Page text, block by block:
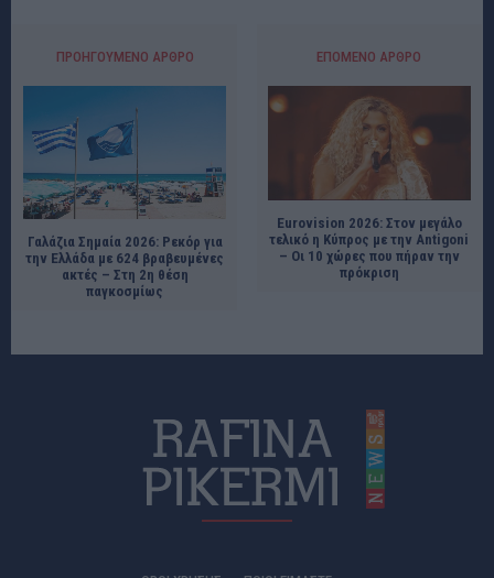
ΠΡΟΗΓΟΎΜΕΝΟ ΆΡΘΡΟ
Γαλάζια Σημαία 2026: Ρεκόρ για
την Ελλάδα με 624 βραβευμένες
ακτές – Στη 2η θέση
παγκοσμίως
ΕΠΌΜΕΝΟ ΆΡΘΡΟ
Eurovision 2026: Στον μεγάλο
τελικό η Κύπρος με την Antigoni
– Οι 10 χώρες που πήραν την
πρόκριση